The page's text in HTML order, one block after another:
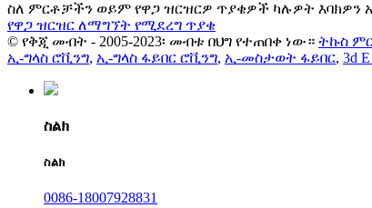
ስለ ምርቶቻችን ወይም የዋጋ ዝርዝርዎ ጥያቄዎች ካሉዎት እባክዎን
የዋጋ ዝርዝር ለማግኘት የሚደረግ ጥያቄ
© የቅጂ መብት - 2005-2023፡ መብቱ በህግ የተጠበቀ ነው። ትኩስ
ኢ-ግላስ ሮቪንግ, ኢ-ግላስ ፋይበር ሮቪንግ, ኢ-መስታወት ፋይበር, 3d
ስልክ
ስልክ
0086-18007928831